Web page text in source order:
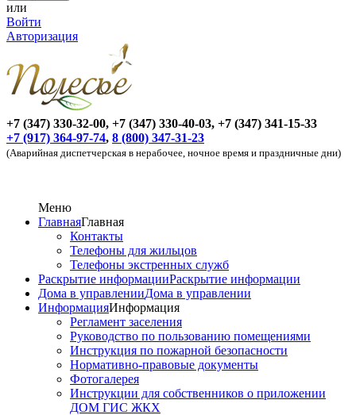
или
Войти
Авторизация
+7 (347) 330-32-00, +7 (347) 330-40-03, +7 (347) 341-15-33
+7 (917) 364-97-74, 8 (800) 347-31-23
(Аварийная диспетчерская в нерабочее, ночное время и праздничные дни)
Меню
ГлавнаяГлавная
Контакты
Телефоны для жильцов
Телефоны экстренных служб
Раскрытие информацииРаскрытие информации
Дома в управленииДома в управлении
ИнформацияИнформация
Регламент заселения
Руководство по пользованию помещениями
Инструкция по пожарной безопасности
Нормативно-правовые документы
Фотогалерея
Инструкции для собственников о приложении
ДОМ ГИС ЖКХ